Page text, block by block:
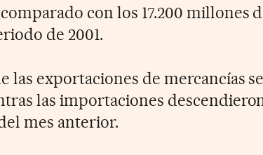
con los 17.200 millones
de 2001.
las exportaciones de mercancías
las importaciones
mes anterior.